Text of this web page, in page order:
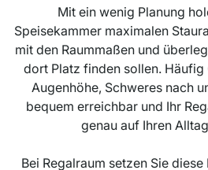
Mit ein wenig Planung
Speisekammer maximalen
mit den Raummaßen und
dort Platz finden sollen.
Augenhöhe, Schweres nach
bequem erreichbar und Ihr
genau auf Ihren
Bei Regalraum setzen Sie